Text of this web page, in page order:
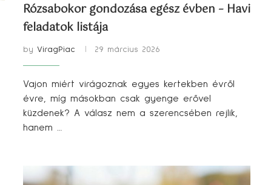
Rózsabokor gondozása egész évben – Havi
feladatok listája
by ViragPiac 29 március 2026
Vajon miért virágoznak egyes kertekben évről
évre, míg másokban csak gyenge erővel
küzdenek? A válasz nem a szerencsében rejlik,
hanem …